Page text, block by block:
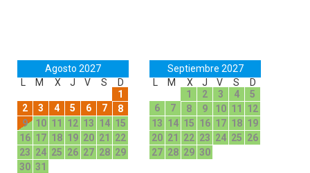
Agosto 2027
M X J V S
D
1
2
3 4 5 6 7
8
9
10 11 12 13 14 15
16 17 18 19 20 21
22
23 24 25 26 27 28 29
30 31
Septiembre 2027
M X J V S
D
1
2 3 4
5
6
7 8 9 10 11
12
13 14 15 16 17 18 19
20 21 22 23 24 25 26
27 28 29 30